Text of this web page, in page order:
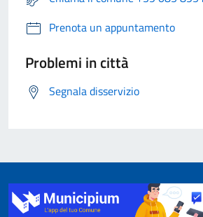
Prenota un appuntamento
Problemi in città
Segnala disservizio